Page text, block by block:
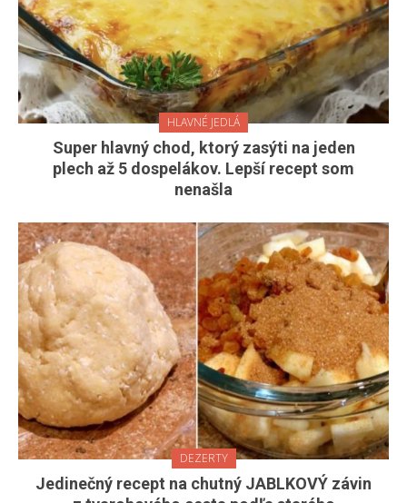
HLAVNÉ JEDLÁ
Super hlavný chod, ktorý zasýti na jeden
plech až 5 dospelákov. Lepší recept som
nenašla
DEZERTY
Jedinečný recept na chutný JABLKOVÝ závin